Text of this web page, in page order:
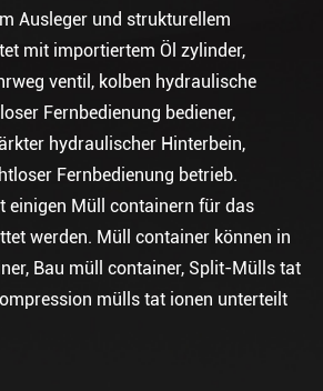
Ausleger und strukturellem
mit importiertem Öl zylinder,
ventil, kolben hydraulische
Fernbedienung bediener,
hydraulischer Hinterbein,
Fernbedienung betrieb.
einigen Müll containern für das
werden. Müll container können in
Bau müll container, Split-Mülls tat
mülls tat ionen unterteilt